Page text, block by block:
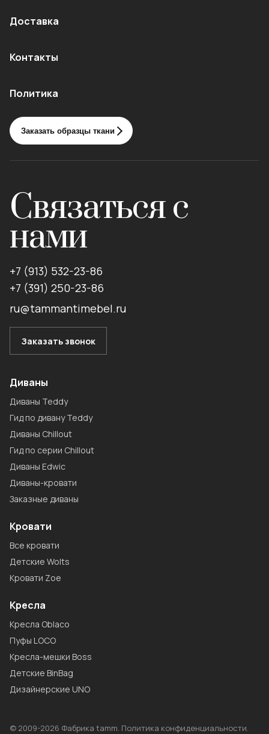
Доставка
Контакты
Политика
Заказать образцы ткани
Связаться с
нами
+7 (913) 532-23-86
+7 (391) 250-23-86
ru@tammantimebel.ru
Заказать звонок
Диваны
Диваны Teddy
Гид по дивану Teddy
Диваны Chillout
Гид по серии Chillout
Диваны Edwic
Диваны-кровати
Заказные диваны
Кровати
Все кровати
Детские Wolts
Кровати Zoe
Кресла
Кресла Oblaco
Пуфы LOCO
Кресла-мешки Boss
Детские BinBag
Дизайнерские UNO
© 2009-2026 Фабрика tamm. Политика конфиденциальности.